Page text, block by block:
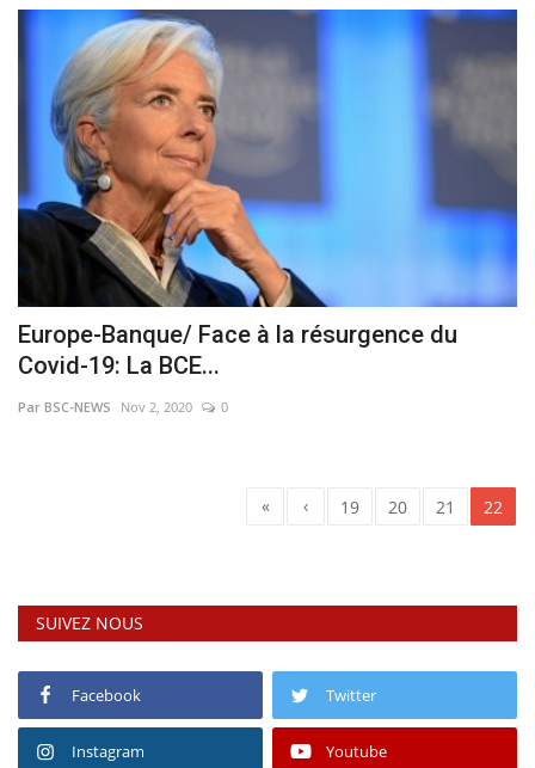
Europe-Banque/ Face à la résurgence du
Covid-19: La BCE...
Par BSC-NEWS Nov 2, 2020 0
« ‹ 19 20 21 22
SUIVEZ NOUS
Facebook Twitter
Instagram Youtube